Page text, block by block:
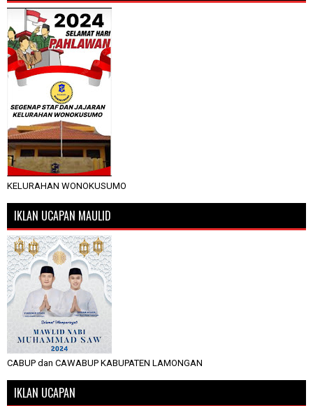
KELURAHAN WONOKUSUMO
IKLAN UCAPAN MAULID
CABUP dan CAWABUP KABUPATEN LAMONGAN
IKLAN UCAPAN